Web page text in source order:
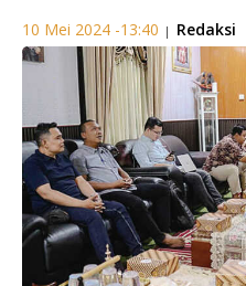
10 Mei 2024 -13:40 | Redaksi